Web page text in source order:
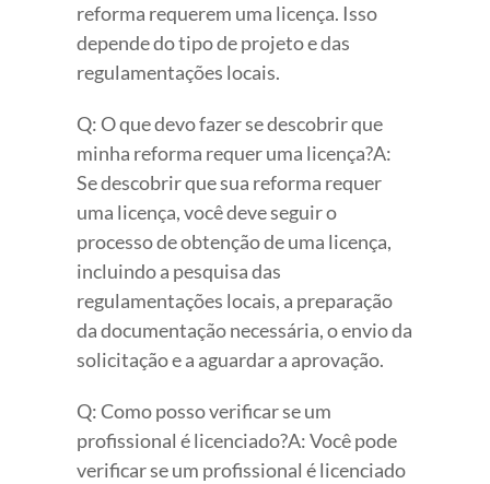
reforma requerem uma licença. Isso
depende do tipo de projeto e das
regulamentações locais.
Q: O que devo fazer se descobrir que
minha reforma requer uma licença?A:
Se descobrir que sua reforma requer
uma licença, você deve seguir o
processo de obtenção de uma licença,
incluindo a pesquisa das
regulamentações locais, a preparação
da documentação necessária, o envio da
solicitação e a aguardar a aprovação.
Q: Como posso verificar se um
profissional é licenciado?A: Você pode
verificar se um profissional é licenciado